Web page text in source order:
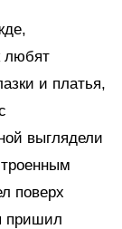
любят
и платья,
выглядели
поверх
пришил